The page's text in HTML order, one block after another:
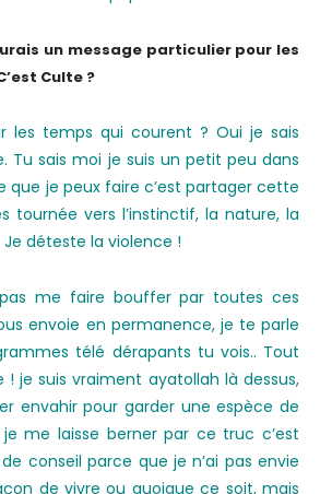
un message particulier pour les
Culte ?
les temps qui courent ? Oui je sais
Tu sais moi je suis un petit peu dans
que je peux faire c’est partager cette
tournée vers l’instinctif, la nature, la
déteste la violence !
pas me faire bouffer par toutes ces
envoie en permanence, je te parle
télé dérapants tu vois.. Tout
je suis vraiment ayatollah là dessus,
envahir pour garder une espèce de
me laisse berner par ce truc c’est
conseil parce que je n’ai pas envie
de vivre ou quoique ce soit, mais